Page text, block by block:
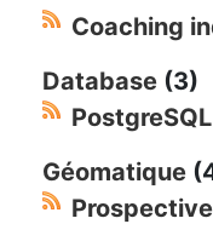
Coaching
Database (3)
PostgreSQL
Géomatique
Prospective